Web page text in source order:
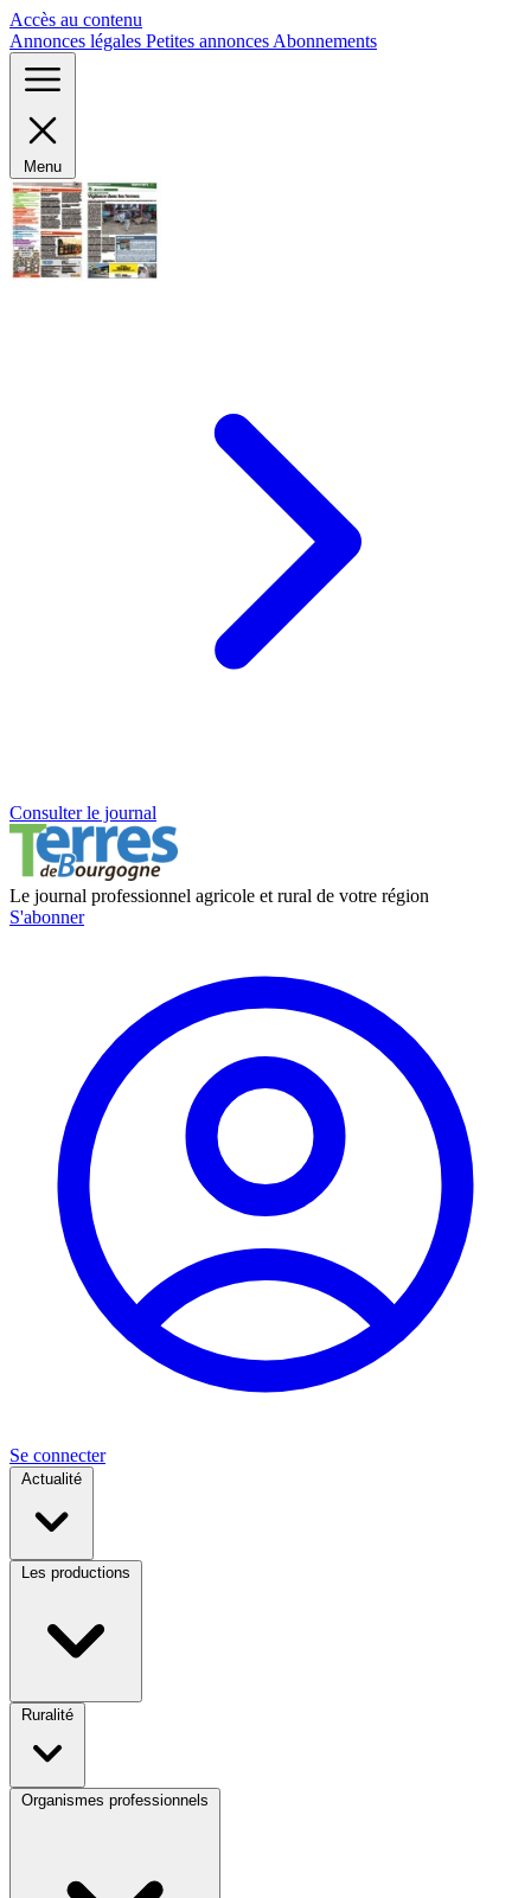
Accès au contenu
Annonces légales Petites annonces Abonnements
Menu
Consulter le journal
Le journal professionnel agricole et rural de votre région
S'abonner
Se connecter
Actualité
Les productions
Ruralité
Organismes professionnels
Panneau de gestion des cookies